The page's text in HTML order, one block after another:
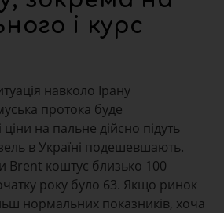
і курс
навколо Ірану
протока буде
на пальне дійсно підуть
в Україні подешевшають.
Brent коштує близько 100
року було 63. Якщо ринок
нормальних показників, хоча